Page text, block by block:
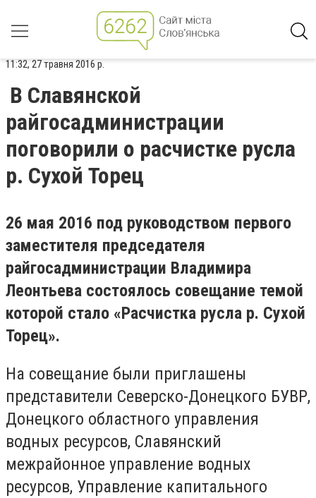
11:32, 27 травня 2016 р.
В Славянской
райгосадминистрации
поговорили о расчистке русла
р. Сухой Торец
26 мая 2016 под руководством первого
заместителя председателя
райгосадминистрации Владимира
Леонтьева состоялось совещание темой
которой стало «Расчистка русла р. Сухой
Торец».
На совещание были приглашены
представители Северско-Донецкого БУВР,
Донецкого областного управления
водных ресурсов, Славянский
межрайонное управление водных
ресурсов, Управление капитального